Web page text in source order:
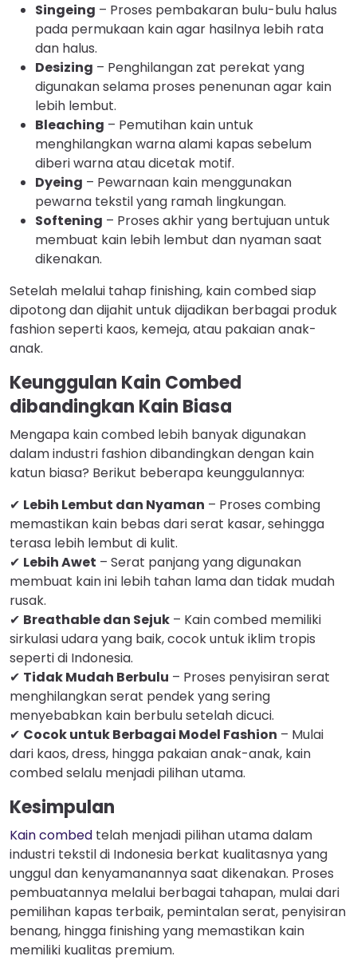
Singeing – Proses pembakaran bulu-bulu halus
pada permukaan kain agar hasilnya lebih rata
dan halus.
Desizing – Penghilangan zat perekat yang
digunakan selama proses penenunan agar kain
lebih lembut.
Bleaching – Pemutihan kain untuk
menghilangkan warna alami kapas sebelum
diberi warna atau dicetak motif.
Dyeing – Pewarnaan kain menggunakan
pewarna tekstil yang ramah lingkungan.
Softening – Proses akhir yang bertujuan untuk
membuat kain lebih lembut dan nyaman saat
dikenakan.
Setelah melalui tahap finishing, kain combed siap
dipotong dan dijahit untuk dijadikan berbagai produk
fashion seperti kaos, kemeja, atau pakaian anak-
anak.
Keunggulan Kain Combed
dibandingkan Kain Biasa
Mengapa kain combed lebih banyak digunakan
dalam industri fashion dibandingkan dengan kain
katun biasa? Berikut beberapa keunggulannya:
✔ Lebih Lembut dan Nyaman – Proses combing
memastikan kain bebas dari serat kasar, sehingga
terasa lebih lembut di kulit.
✔ Lebih Awet – Serat panjang yang digunakan
membuat kain ini lebih tahan lama dan tidak mudah
rusak.
✔ Breathable dan Sejuk – Kain combed memiliki
sirkulasi udara yang baik, cocok untuk iklim tropis
seperti di Indonesia.
✔ Tidak Mudah Berbulu – Proses penyisiran serat
menghilangkan serat pendek yang sering
menyebabkan kain berbulu setelah dicuci.
✔ Cocok untuk Berbagai Model Fashion – Mulai
dari kaos, dress, hingga pakaian anak-anak, kain
combed selalu menjadi pilihan utama.
Kesimpulan
Kain combed telah menjadi pilihan utama dalam
industri tekstil di Indonesia berkat kualitasnya yang
unggul dan kenyamanannya saat dikenakan. Proses
pembuatannya melalui berbagai tahapan, mulai dari
pemilihan kapas terbaik, pemintalan serat, penyisiran
benang, hingga finishing yang memastikan kain
memiliki kualitas premium.